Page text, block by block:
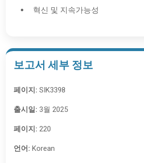
혁신 및 지속가능성
보고서 세부 정보
페이지: SIK3398
출시일: 3월 2025
페이지: 220
언어: Korean